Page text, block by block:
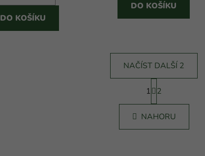
DO KOŠÍKU
DO KOŠÍKU
O
v
l
á
NAČÍST DALŠÍ 2
S
t
r
n
k
1 2
NAHORU